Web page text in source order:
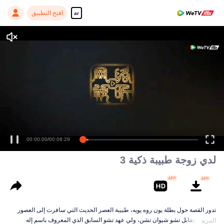
ar افتح التطبيق
لدي زوجة طبيبة ذكية 3
تدور القصة حول بطلة يون روه يويه، طبيبة العصر الحديث التي سافرت إلى العصور
القديمة وتقابل تشو شيوان تشن، ولي عهد تشو السابق الذي المعروف باسم إله
المزيد